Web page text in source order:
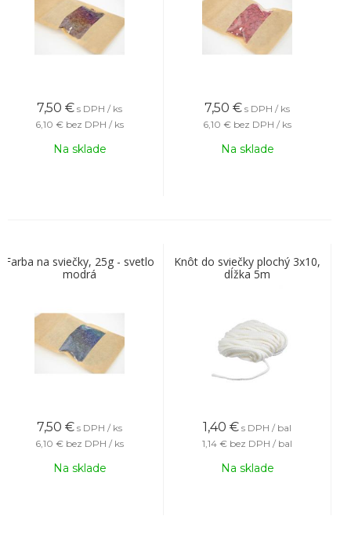
7,50 € s DPH / ks
6,10 € bez DPH / ks
Na sklade
7,50 € s DPH / ks
6,10 € bez DPH / ks
Na sklade
Farba na sviečky, 25g - svetlo
modrá
7,50 € s DPH / ks
6,10 € bez DPH / ks
Na sklade
Knôt do sviečky plochý 3x10,
dĺžka 5m
1,40 € s DPH / bal
1,14 € bez DPH / bal
Na sklade